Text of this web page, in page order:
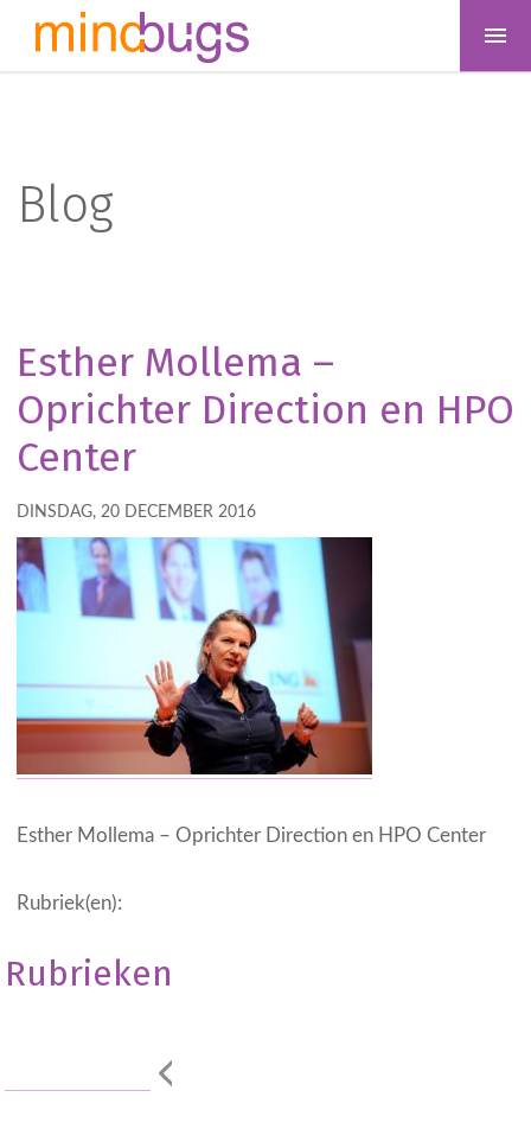
Blog
Esther Mollema –
Oprichter Direction en HPO
Center
DINSDAG, 20 DECEMBER 2016
Esther Mollema – Oprichter Direction en HPO Center
Rubriek(en):
Rubrieken